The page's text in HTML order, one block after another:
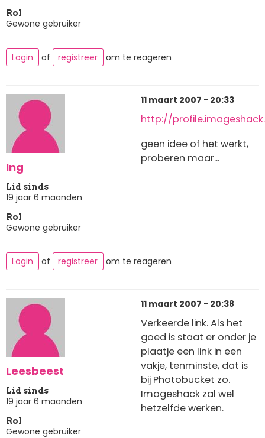
Rol
Gewone gebruiker
Login of registreer om te reageren
Ing
Lid sinds
19 jaar 6 maanden
Rol
Gewone gebruiker
11 maart 2007 - 20:33
http://
geen idee of het werkt,
proberen maar...
Login of registreer om te reageren
Leesbeest
Lid sinds
19 jaar 6 maanden
Rol
Gewone gebruiker
11 maart 2007 - 20:38
Verkeerde link. Als het
goed is staat er onder je
plaatje een link in een
vakje, tenminste, dat is
bij Photobucket zo.
Imageshack zal wel
hetzelfde werken.